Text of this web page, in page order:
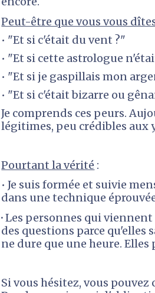
Peut-être que vous vous
• "Et si c'était du vent ?"
• "Et si cette astrologue
• "Et si je gaspillais mon
• "Et si c'était bizarre ou
Je comprends ces peurs.
légitimes, peu crédibles aux
Pourtant la vérité :
• Je suis formée et suivie
dans une technique
· Les personnes qui viennent
des questions parce qu'elles
ne dure que une heure.
Si vous hésitez, vous